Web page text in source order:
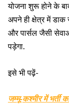
योजना शुरू होने के बाद
अपने ही क्षेत्र में
और पार्सल जैसी
पड़ेगा.
इसे भी पढ़ें-
जम्मू-कश्मीर में